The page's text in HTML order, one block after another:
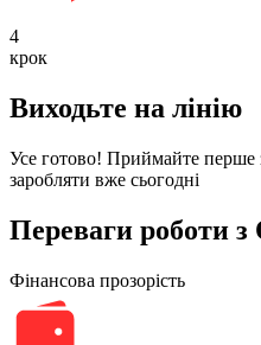
4
крок
Виходьте на лінію
Усе готово! Приймайте перше
заробляти вже сьогодні
Переваги роботи
Фінансова прозорість